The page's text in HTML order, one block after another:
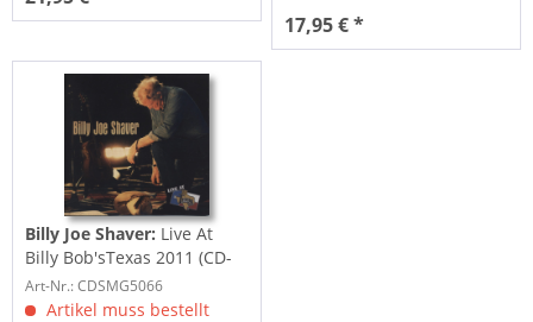
17,95 € *
Billy Joe Shaver: Live At
Billy Bob'sTexas 2011 (CD-
DVD)
Art-Nr.: CDSMG5066
Artikel muss bestellt